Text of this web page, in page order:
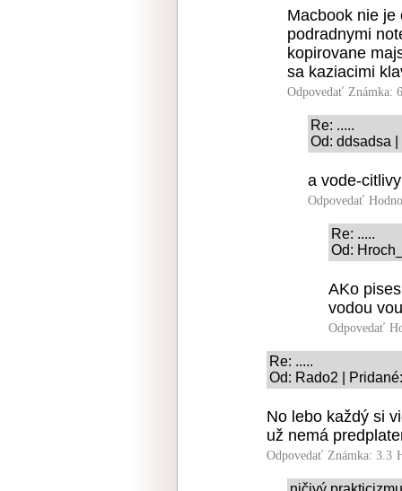
Macbook nie je
podradnymi
kopirovane
sa kaziacimi
Odpovedať Známka:
Re: .....
Od: ddsadsa
a vode-
Odpovedať
Re: .....
Od:
AKo
vodou
Odpovedať
Re: .....
Od: Rado2 |
No lebo každý si
už nemá
Odpovedať Známka: 3.3